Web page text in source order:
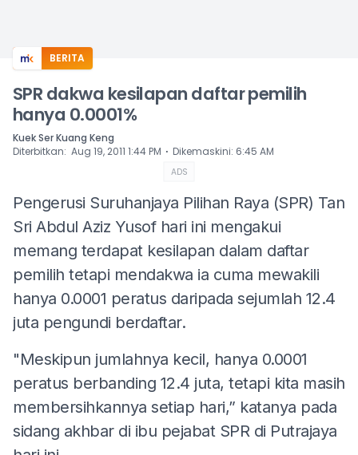
BERITA
SPR dakwa kesilapan daftar pemilih
hanya 0.0001%
Kuek Ser Kuang Keng
Diterbitkan: Aug 19, 2011 1:44 PM ⋅ Dikemaskini: 6:45 AM
ADS
Pengerusi Suruhanjaya Pilihan Raya (SPR) Tan
Sri Abdul Aziz Yusof hari ini mengakui
memang terdapat kesilapan dalam daftar
pemilih tetapi mendakwa ia cuma mewakili
hanya 0.0001 peratus daripada sejumlah 12.4
juta pengundi berdaftar.
"Meskipun jumlahnya kecil, hanya 0.0001
peratus berbanding 12.4 juta, tetapi kita masih
membersihkannya setiap hari,” katanya pada
sidang akhbar di ibu pejabat SPR di Putrajaya